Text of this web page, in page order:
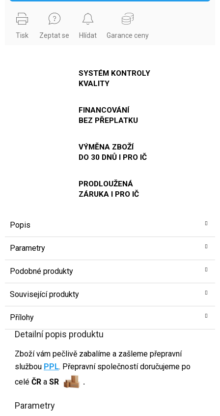
Tisk Zeptat se Hlídat Garance ceny
SYSTÉM KONTROLY
KVALITY
FINANCOVÁNÍ
BEZ PŘEPLATKU
VÝMĚNA ZBOŽÍ
DO 30 DNŮ I PRO IČ
PRODLOUŽENÁ
ZÁRUKA I PRO IČ
Popis
Parametry
Podobné produkty
Související produkty
Přílohy
Detailní popis produktu
Zboží vám pečlivě zabalíme a zašleme přepravní
službou PPL. Přepravní společností doručujeme po
celé ČR a SR .
Parametry